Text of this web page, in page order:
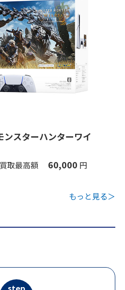
スターハンターワイ
買取最高額 60,000 円
もっと見る＞